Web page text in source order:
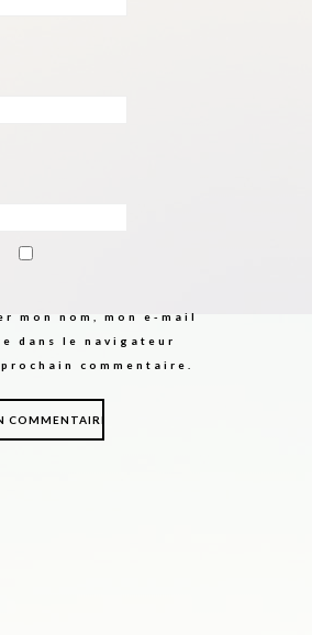
mon nom, mon e-mail
dans le navigateur
commentaire.